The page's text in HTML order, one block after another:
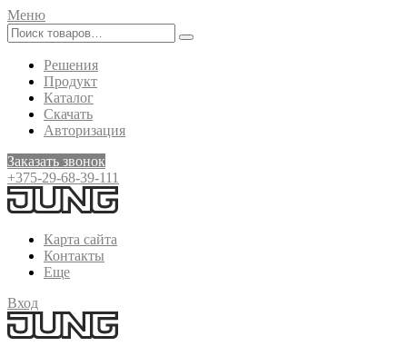
Меню
Решения
Продукт
Каталог
Скачать
Авторизация
Заказать звонок
+375-29-68-39-111
Карта сайта
Контакты
Еще
Вход